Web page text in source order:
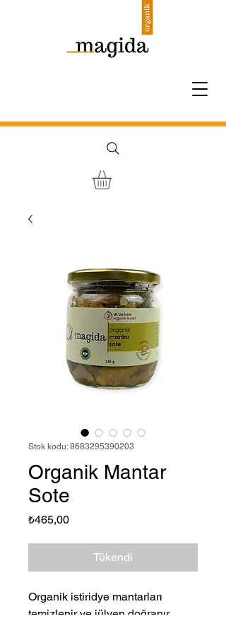
Stok kodu: 8683295390203
Organik Mantar
Sote
₺465,00Fiyat
Tükendi
Organik istiridye mantarları
temizlenir ve jülyen doğranır.